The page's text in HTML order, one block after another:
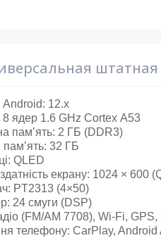
штатная
12.x
ядер 1.6 GHz Cortex А53
памʼять: 2 ГБ (DDR3)
32 ГБ
QLED
екрану: 1024 × 600
PT2313 (4×50)
24 смуги (DSP)
(FM/AM 7708), Wi-Fi,
телефону: CarPlay,